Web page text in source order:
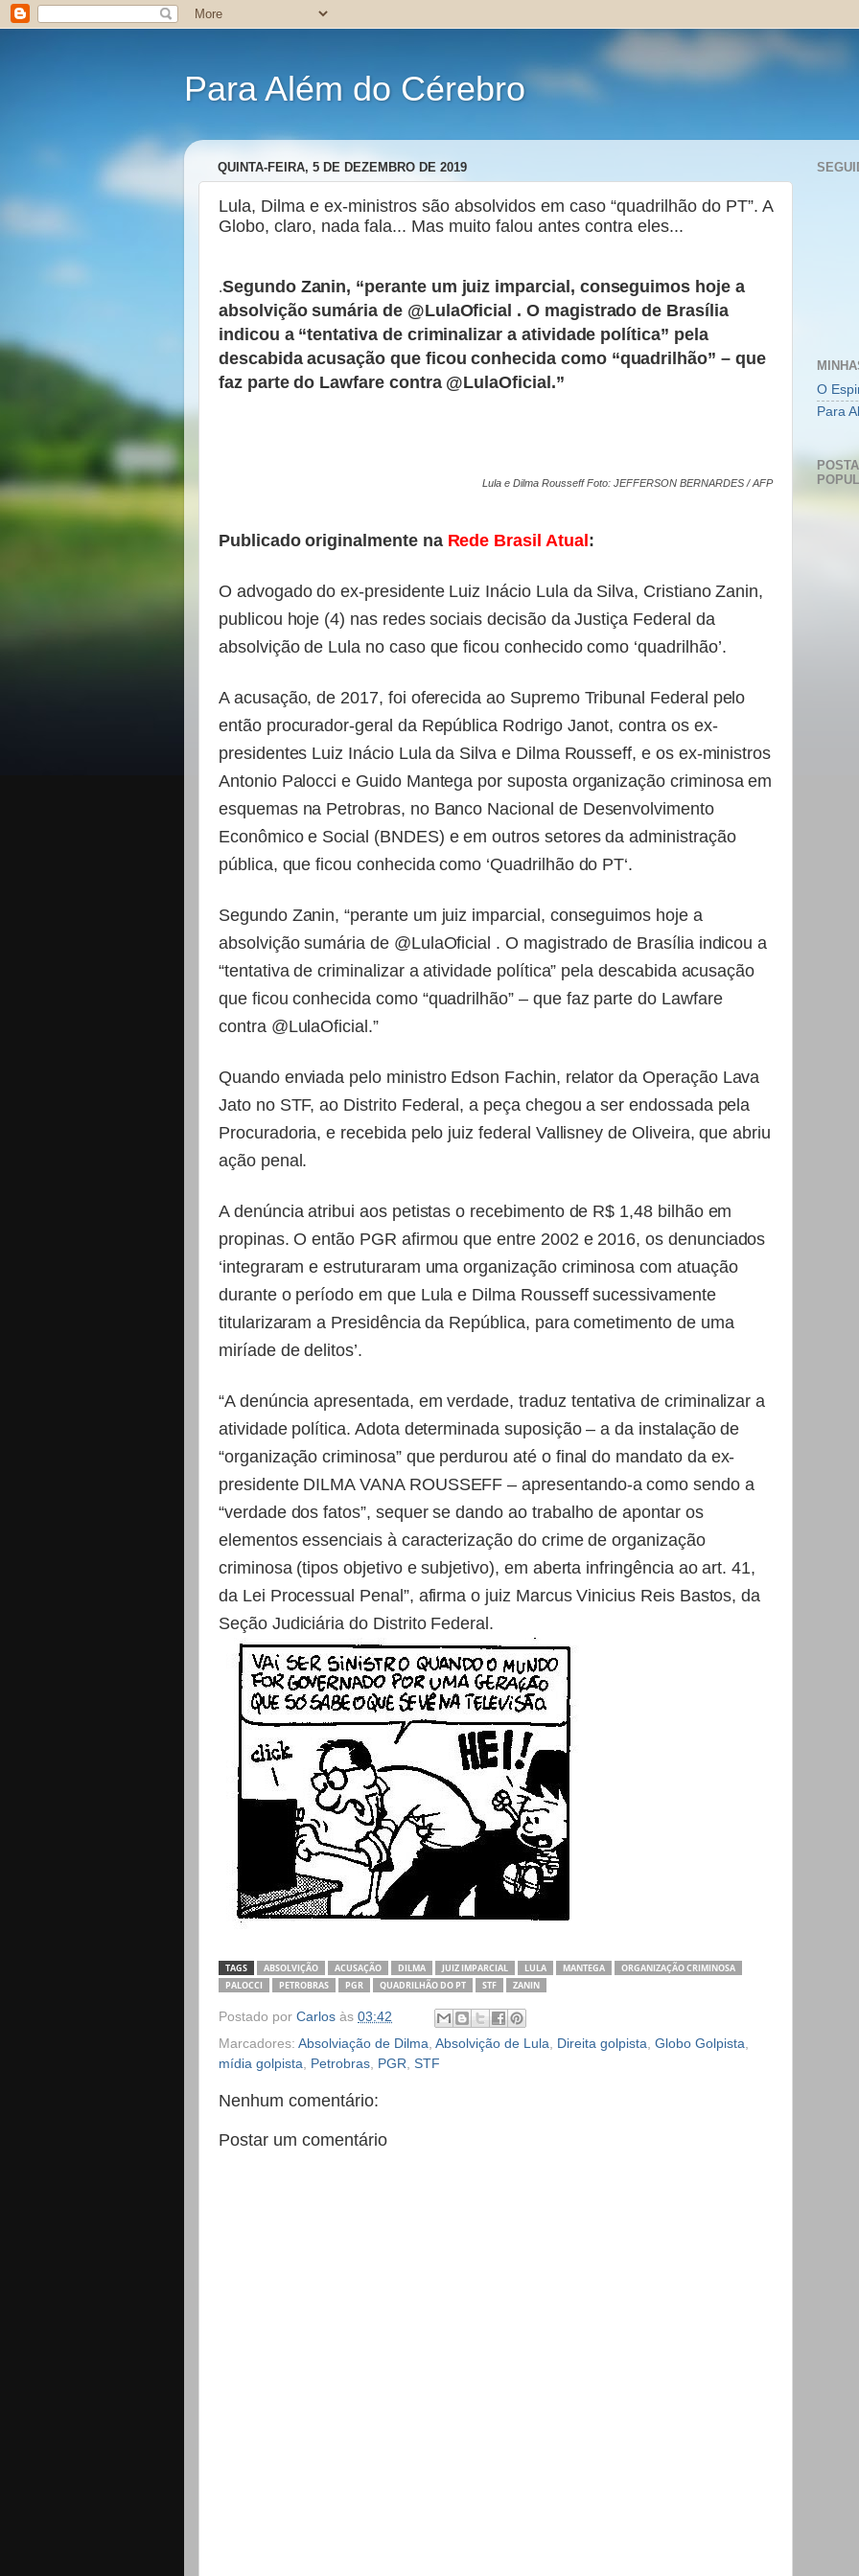
Para Além do Cérebro
QUINTA-FEIRA, 5 DE DEZEMBRO DE 2019
Lula, Dilma e ex-ministros são absolvidos em caso “quadrilhão do PT”. A
Globo, claro, nada fala... Mas muito falou antes contra eles...
.Segundo Zanin, “perante um juiz imparcial, conseguimos hoje a
absolvição sumária de @LulaOficial . O magistrado de Brasília
indicou a “tentativa de criminalizar a atividade política” pela
descabida acusação que ficou conhecida como “quadrilhão” – que
faz parte do Lawfare contra @LulaOficial.”
Lula e Dilma Rousseff Foto: JEFFERSON BERNARDES / AFP
Publicado originalmente na Rede Brasil Atual :
O advogado do ex-presidente Luiz Inácio Lula da Silva, Cristiano Zanin,
publicou hoje (4) nas redes sociais decisão da Justiça Federal da
absolvição de Lula no caso que ficou conhecido como ‘quadrilhão’.
A acusação, de 2017, foi oferecida ao Supremo Tribunal Federal pelo
então procurador-geral da República Rodrigo Janot, contra os ex-
presidentes Luiz Inácio Lula da Silva e Dilma Rousseff, e os ex-ministros
Antonio Palocci e Guido Mantega por suposta organização criminosa em
esquemas na Petrobras, no Banco Nacional de Desenvolvimento
Econômico e Social (BNDES) e em outros setores da administração
pública, que ficou conhecida como ‘Quadrilhão do PT‘.
Segundo Zanin, “perante um juiz imparcial, conseguimos hoje a
absolvição sumária de @LulaOficial . O magistrado de Brasília indicou a
“tentativa de criminalizar a atividade política” pela descabida acusação
que ficou conhecida como “quadrilhão” – que faz parte do Lawfare
contra @LulaOficial.”
Quando enviada pelo ministro Edson Fachin, relator da Operação Lava
Jato no STF, ao Distrito Federal, a peça chegou a ser endossada pela
Procuradoria, e recebida pelo juiz federal Vallisney de Oliveira, que abriu
ação penal.
A denúncia atribui aos petistas o recebimento de R$ 1,48 bilhão em
propinas. O então PGR afirmou que entre 2002 e 2016, os denunciados
‘integraram e estruturaram uma organização criminosa com atuação
durante o período em que Lula e Dilma Rousseff sucessivamente
titularizaram a Presidência da República, para cometimento de uma
miríade de delitos’.
“A denúncia apresentada, em verdade, traduz tentativa de criminalizar a
atividade política. Adota determinada suposição – a da instalação de
“organização criminosa” que perdurou até o final do mandato da ex-
presidente DILMA VANA ROUSSEFF – apresentando-a como sendo a
“verdade dos fatos”, sequer se dando ao trabalho de apontar os
elementos essenciais à caracterização do crime de organização
criminosa (tipos objetivo e subjetivo), em aberta infringência ao art. 41,
da Lei Processual Penal”, afirma o juiz Marcus Vinicius Reis Bastos, da
Seção Judiciária do Distrito Federal.
TAGS ABSOLVIÇÃO ACUSAÇÃO DILMA JUIZ IMPARCIAL LULA MANTEGA
ORGANIZAÇÃO CRIMINOSA
PALOCCI
PETROBRAS PGR QUADRILHÃO DO PT STF ZANIN
Postado por Carlos às 03:42
Marcadores: Absolviação de Dilma Absolvição de Lula Direita golpista Globo Golpista
mídia golpista
Petrobras PGR STF
Nenhum comentário:
Postar um comentário
O
Para